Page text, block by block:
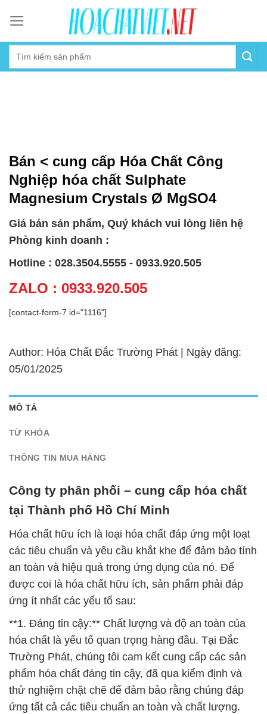
content
Bán < cung cấp Hóa Chất Công
Nghiệp hóa chất Sulphate
Magnesium Crystals Ø MgSO4
Giá bán sản phẩm, Quý khách vui lòng liên hệ
Phòng kinh doanh :
Hotline : 028.3504.5555 - 0933.920.505
ZALO : 0933.920.505
[contact-form-7 id="1116"]
Author: Hóa Chất Đắc Trường Phát | Ngày đăng:
05/01/2025
MÔ TẢ
TỪ KHÓA
THÔNG TIN MUA HÀNG
Công ty phân phối – cung cấp hóa chất
tại Thành phố Hồ Chí Minh
Hóa chất hữu ích là loại hóa chất đáp ứng một loạt
các tiêu chuẩn và yêu cầu khắt khe để đảm bảo tính
an toàn và hiệu quả trong ứng dụng của nó. Để
được coi là hóa chất hữu ích, sản phẩm phải đáp
ứng ít nhất các yếu tố sau:
**1. Đáng tin cậy:** Chất lượng và độ an toàn của
hóa chất là yếu tố quan trọng hàng đầu. Tại Đắc
Trường Phát, chúng tôi cam kết cung cấp các sản
phẩm hóa chất đáng tin cậy, đã qua kiểm định và
thử nghiệm chặt chẽ để đảm bảo rằng chúng đáp
ứng tất cả các tiêu chuẩn an toàn và chất lượng.